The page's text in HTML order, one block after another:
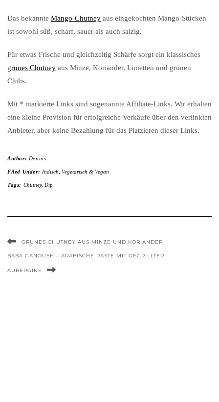
Das bekannte Mango-Chutney aus eingekochten Mango-Stücken
ist sowohl süß, scharf, sauer als auch salzig.
Für etwas Frische und gleichzeitig Schärfe sorgt ein klassisches
grünes Chutney aus Minze, Koriander, Limetten und grünen
Chilis.
Mit * markierte Links sind sogenannte Affiliate-Links. Wir erhalten
eine kleine Provision für erfolgreiche Verkäufe über den verlinkten
Anbieter, aber keine Bezahlung für das Platzieren dieser Links.
Author: Dennis
Filed Under: Indisch Vegetarisch & Vegan
Tags: Chutney, Dip
GRÜNES CHUTNEY AUS MINZE UND KORIANDER
BABA GANOUSH – ARABISCHE PASTE MIT GEGRILLTER
AUBERGINE